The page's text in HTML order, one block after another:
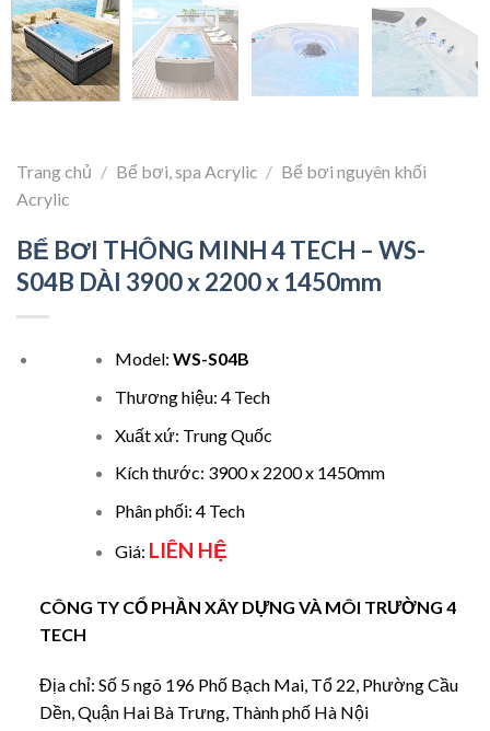
Trang chủ / Bể bơi, spa Acrylic / Bể bơi nguyên khối
Acrylic
BỂ BƠI THÔNG MINH 4 TECH – WS-
S04B DÀI 3900 x 2200 x 1450mm
Model: WS-S04B
Thương hiệu: 4 Tech
Xuất xứ: Trung Quốc
Kích thước: 3900 x 2200 x 1450mm
Phân phối: 4 Tech
Giá: LIÊN HỆ
CÔNG TY CỔ PHẦN XÂY DỰNG VÀ MÔI TRƯỜNG 4
TECH
Địa chỉ: Số 5 ngõ 196 Phố Bạch Mai, Tổ 22, Phường Cầu
Dền, Quận Hai Bà Trưng, Thành phố Hà Nội